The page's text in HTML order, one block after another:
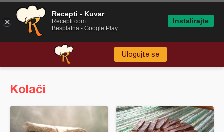
Ulogujte se
Kolači
Recepti - Kuvar
Recepti.com
Besplatna - Google Play
Instalirajte